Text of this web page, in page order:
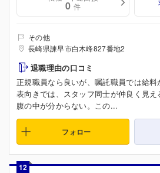
0 件
その他
長崎県諫早市白木峰827番地2
退職理由の口コミ
正規職員なら良いが、嘱託職員では給料
表向きでは、スタッフ同士が仲良く見
腹の中が分からない。この...
フォロー
12